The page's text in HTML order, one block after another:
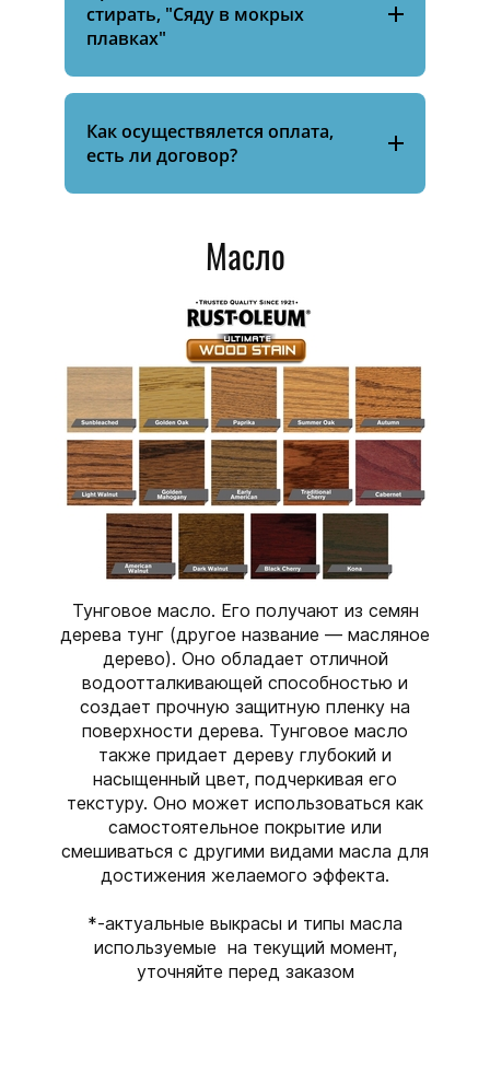
стирать, "Сяду в мокрых
плавках"
Как осуществялется оплата,
есть ли договор?
Масло
Тунговое масло. Его получают из семян
дерева тунг (другое название — масляное
дерево). Оно обладает отличной
водоотталкивающей способностью и
создает прочную защитную пленку на
поверхности дерева. Тунговое масло
также придает дереву глубокий и
насыщенный цвет, подчеркивая его
текстуру. Оно может использоваться как
самостоятельное покрытие или
смешиваться с другими видами масла для
достижения желаемого эффекта.
*-актуальные выкрасы и типы масла
используемые на текущий момент,
уточняйте перед заказом